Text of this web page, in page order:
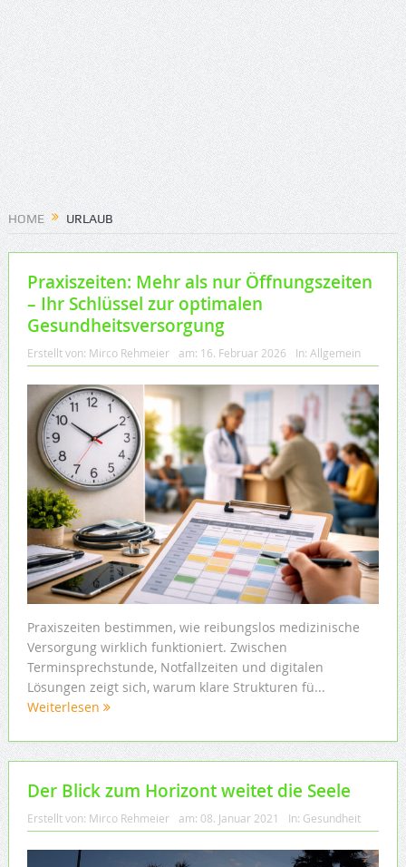
HOME URLAUB
Praxiszeiten: Mehr als nur Öffnungszeiten
– Ihr Schlüssel zur optimalen
Gesundheitsversorgung
Erstellt von: Mirco Rehmeier am: 16. Februar 2026 In: Allgemein
Praxiszeiten bestimmen, wie reibungslos medizinische
Versorgung wirklich funktioniert. Zwischen
Terminsprechstunde, Notfallzeiten und digitalen
Lösungen zeigt sich, warum klare Strukturen fü...
Weiterlesen
Der Blick zum Horizont weitet die Seele
Erstellt von: Mirco Rehmeier am: 08. Januar 2021 In: Gesundheit